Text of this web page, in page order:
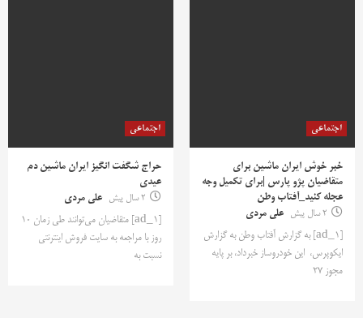
اجتماعی
خبر خوش ایران ماشین برای
متقاضیان پژو پارس |برای تکمیل وجه
عجله کنید_آفتاب وطن
2 سال پیش
علی مردی
[ad_1] به گزارش آفتاب وطن به گزارش
ایکوپرس، این خودروساز خبرداد، بر پایه
مجوز 27
اجتماعی
حراج شگفت انگیز ایران ماشین دم
عیدی
2 سال پیش
علی مردی
[ad_1] متقاضیان می‌توانند طی زمان ۱۰
روز با مراجعه به سایت فروش اینترنتی
نسبت به